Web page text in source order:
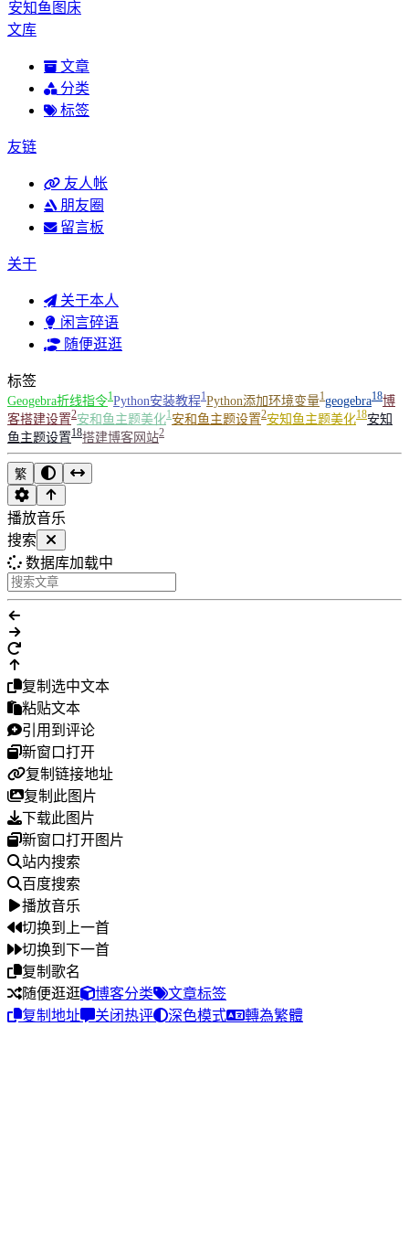
安知鱼图床
文库
文章
分类
标签
友链
友人帐
朋友圈
留言板
关于
关于本人
闲言碎语
随便逛逛
标签
Geogebra折线指令1Python安装教程1Python添加环境变量1geogebra18博
客搭建设置2安和鱼主题美化1安和鱼主题设置2安知鱼主题美化18安知
鱼主题设置18搭建博客网站2
繁
播放音乐
搜索
数据库加载中
复制选中文本
粘贴文本
引用到评论
新窗口打开
复制链接地址
复制此图片
下载此图片
新窗口打开图片
站内搜索
百度搜索
播放音乐
切换到上一首
切换到下一首
复制歌名
随便逛逛
博客分类
文章标签
复制地址
关闭热评 深色模式 轉為繁體